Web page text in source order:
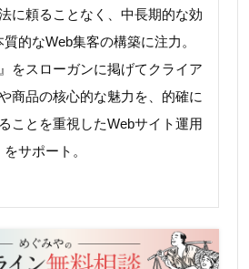
に頼ることなく、中長期的な効
的なWeb集客の構築に注力。
をスローガンに掲げてクライア
商品の核心的な魅力を、的確に
ことを重視したWebサイト運用
をサポート。